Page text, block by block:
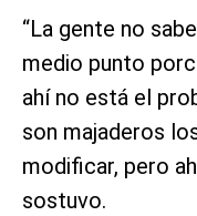
“La gente no
medio punto
ahí no está el
son majaderos
modificar, pero
sostuvo.